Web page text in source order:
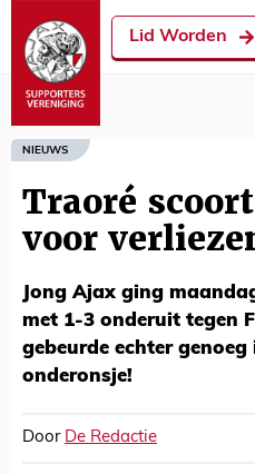
Lid Worden
NIEUWS
Traoré
voor
Jong Ajax ging
met 1-3 onderuit tegen
gebeurde echter
onderonsje!
Door De Redactie